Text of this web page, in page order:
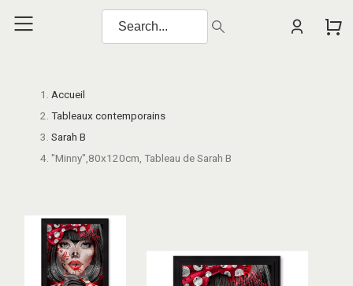
Accueil
Tableaux contemporains
Sarah B
"Minny",80x120cm, Tableau de Sarah B